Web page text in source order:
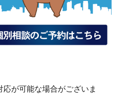
が可能な場合がございま